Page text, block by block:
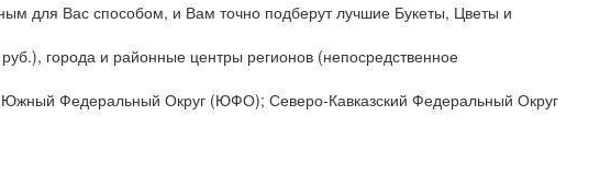
для Вас способом, и Вам точно подберут лучшие Букеты, Цветы и
города и районные центры регионов (непосредственное
Южный Федеральный Округ (ЮФО); Северо-Кавказский Федеральный Округ